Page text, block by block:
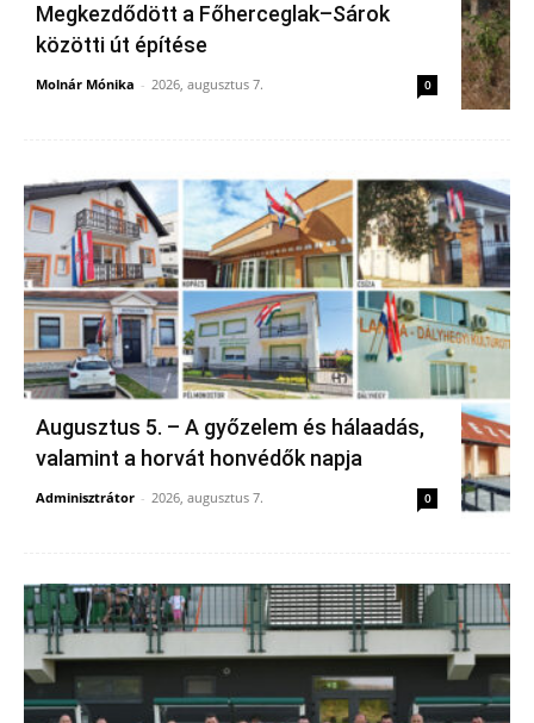
Megkezdődött a Főherceglak–Sárok
közötti út építése
Molnár Mónika - 2026, augusztus 7. 0
Augusztus 5. – A győzelem és hálaadás,
valamint a horvát honvédők napja
Adminisztrátor - 2026, augusztus 7. 0